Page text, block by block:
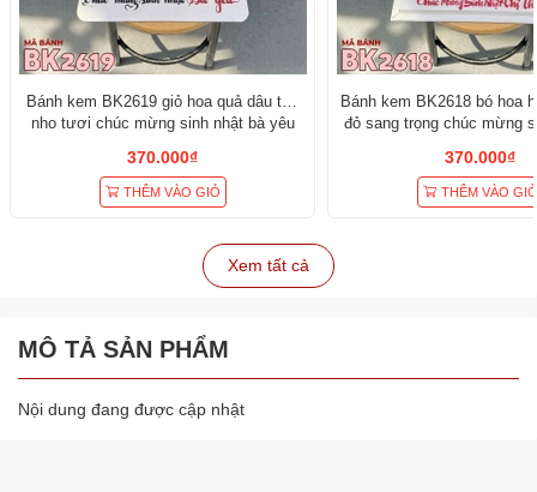
Bánh kem BK2619 giỏ hoa quả dâu tây
nho tươi chúc mừng sinh nhật bà yêu
370.000₫
THÊM VÀO GIỎ
Bánh kem BK2618 bó hoa
đỏ sang trọng chúc mừng
370.000₫
THÊM VÀO GIỎ
Xem tất cả
MÔ TẢ SẢN PHẨM
Nội dung đang được cập nhật